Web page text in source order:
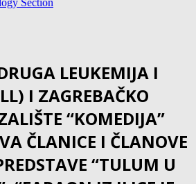
Section
LEUKEMIJA I
I ZAGREBAČKO
“KOMEDIJA”
ČLANICE I ČLANOVE
“TULUM U